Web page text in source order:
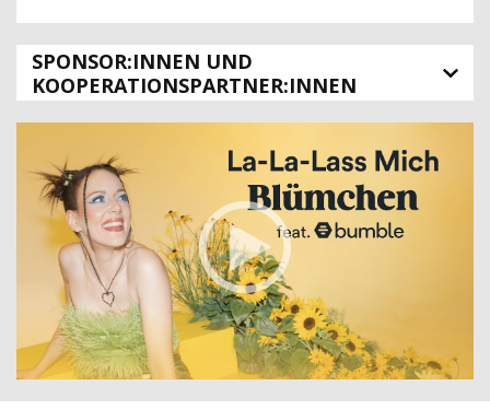
SPONSOR:INNEN UND
KOOPERATIONSPARTNER:INNEN